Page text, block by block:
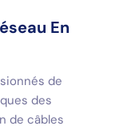
En
de
des
de câbles